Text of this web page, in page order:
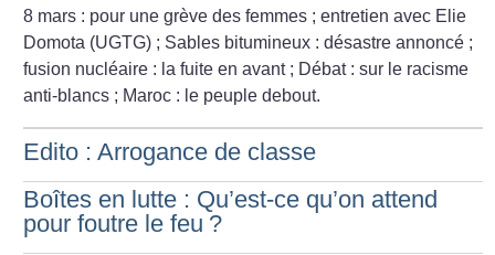
8 mars : pour une grève des femmes ; entretien avec Elie
Domota (UGTG) ; Sables bitumineux : désastre annoncé ;
fusion nucléaire : la fuite en avant ; Débat : sur le racisme
anti-blancs ; Maroc : le peuple debout.
Edito : Arrogance de classe
Boîtes en lutte : Qu’est-ce qu’on attend
pour foutre le feu ?